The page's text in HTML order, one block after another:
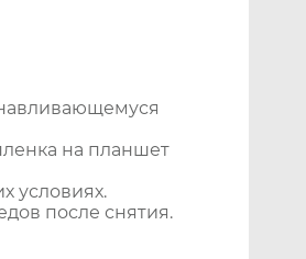
на планшет
условиях.
после снятия.